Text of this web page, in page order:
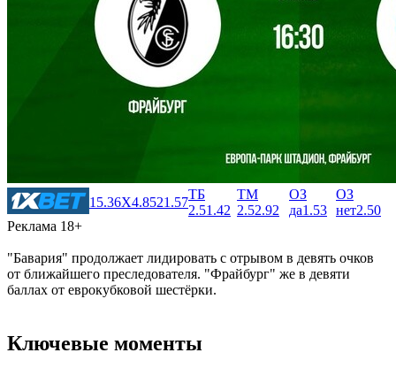
1 5.36X4.8521.57
ТБ
2.51.42
ТМ
2.52.92
ОЗ
да1.53
ОЗ
нет2.50
Реклама 18+
"Бавария" продолжает лидировать с отрывом в девять очков
от ближайшего преследователя. "Фрайбург" же в девяти
баллах от еврокубковой шестёрки.
Ключевые моменты